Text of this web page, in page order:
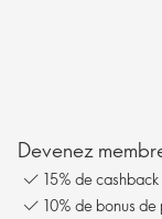
Devenez
15% de
10% de bonus